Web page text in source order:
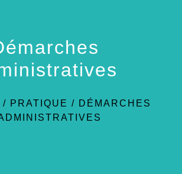
/ PRATIQUE / DÉMARCHES